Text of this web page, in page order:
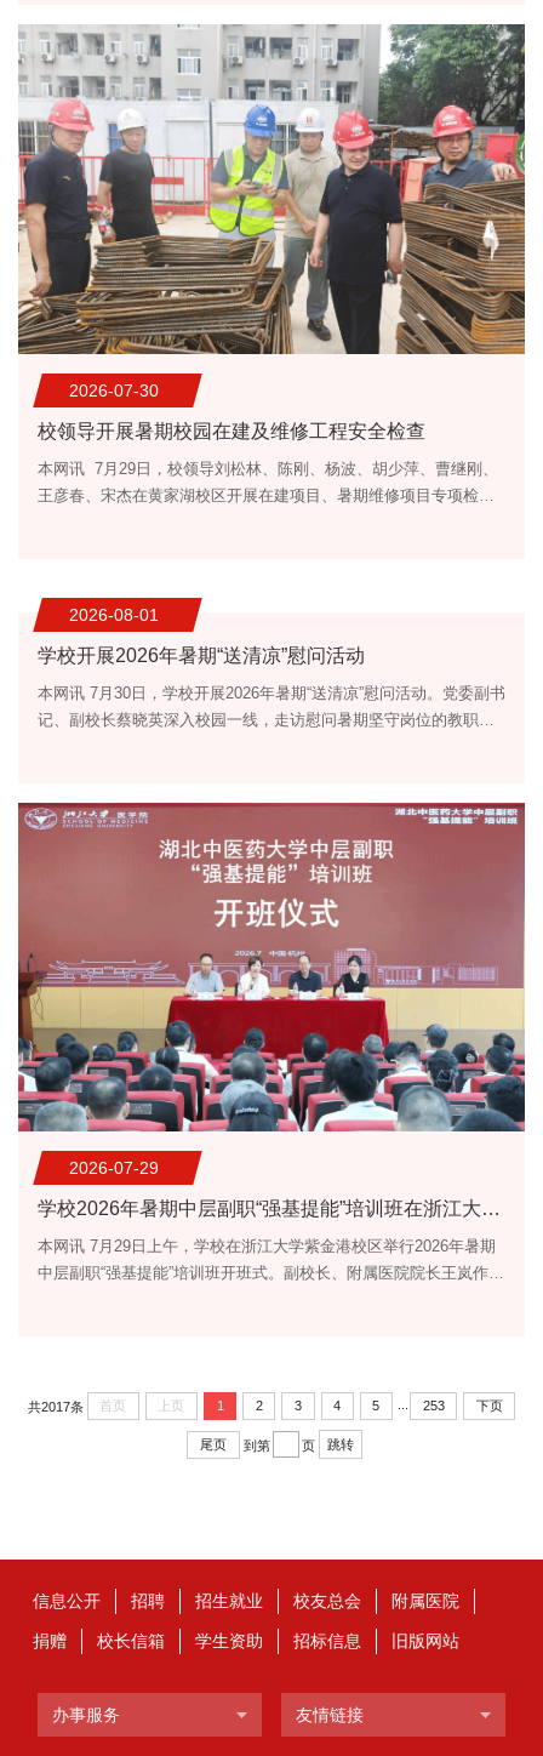
附属医院院长王岚出席开班式并作动员讲话。她指出，全体学员要
珍惜学习机会，提升“强基提能”的政治自觉，深学一流大学治理与医
院管理先进经验，深悟浙江大学“求是创新”精神内核，...
2026-07-30
校领导开展暑期校园在建及维修工程安全检查
本网讯 7月29日，校领导刘松林、陈刚、杨波、胡少萍、曹继刚、
王彦春、宋杰在黄家湖校区开展在建项目、暑期维修项目专项检
工工艺、工程进度，详细听取各项目负责人的工作汇报，并查阅施
工台账、安全巡检记录、材料质检报告等资料。 安全检查现场刘松
林要求，...
2026-08-01
学校开展2026年暑期“送清凉”慰问活动
本网讯 7月30日，学校开展2026年暑期“送清凉”慰问活动。党委副书
记、副校长蔡晓英深入校园一线，走访慰问暑期坚守岗位的教职
校园安全稳定、暑期校园运维等工作汇报情况，对工作人员不惧酷
暑、坚守岗位、履职尽责的敬业精神给予高度肯定。蔡晓英强调，
各单位要坚持以人为本、安全为先，科学统筹暑期各项工作，...
2026-07-29
学校2026年暑期中层副职“强基提能”培训班在浙江大学开班
本网讯 7月29日上午，学校在浙江大学紫金港校区举行2026年暑期
中层副职“强基提能”培训班开班式。副校长、附属医院院长王岚作动
务实举措。她强调，一是要提高站位，带着使命学，切实增强强基
共2017条 首页 上页 1 2 3 4 5 253 下页
尾页 到第 页 跳转
信息公开 招聘 招生就业 校友总会 附属医院
捐赠 校长信箱 学生资助 招标信息 旧版网站
办事服务 友情链接